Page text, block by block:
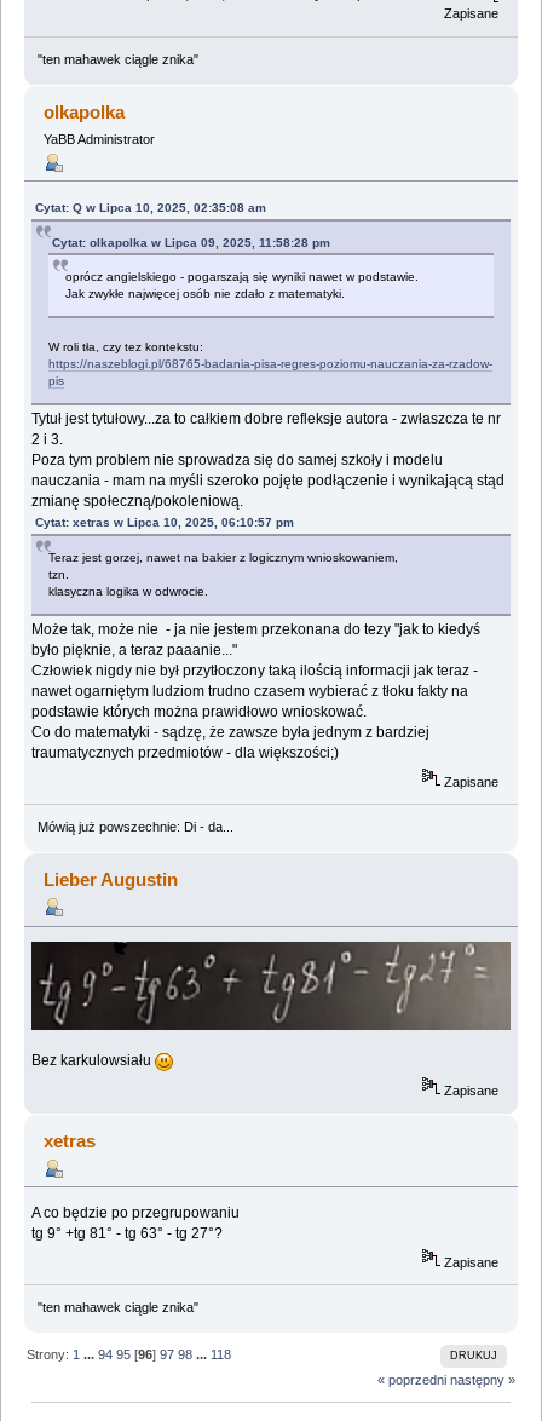
Zapisane
"ten mahawek ciągle znika"
olkapolka
YaBB Administrator
Cytat: Q w Lipca 10, 2025, 02:35:08 am
Cytat: olkapolka w Lipca 09, 2025, 11:58:28 pm
oprócz angielskiego - pogarszają się wyniki nawet w podstawie.
Jak zwykłe najwięcej osób nie zdało z matematyki.
W roli tła, czy tez kontekstu:
https://naszeblogi.pl/68765-badania-pisa-regres-poziomu-nauczania-za-rzadow-
pis
Tytuł jest tytułowy...za to całkiem dobre refleksje autora - zwłaszcza te nr
2 i 3.
Poza tym problem nie sprowadza się do samej szkoły i modelu
nauczania - mam na myśli szeroko pojęte podłączenie i wynikającą stąd
zmianę społeczną/pokoleniową.
Cytat: xetras w Lipca 10, 2025, 06:10:57 pm
Teraz jest gorzej, nawet na bakier z logicznym wnioskowaniem,
tzn.
klasyczna logika w odwrocie.
Może tak, może nie - ja nie jestem przekonana do tezy "jak to kiedyś
było pięknie, a teraz paaanie..."
Człowiek nigdy nie był przytłoczony taką ilością informacji jak teraz -
nawet ogarniętym ludziom trudno czasem wybierać z tłoku fakty na
podstawie których można prawidłowo wnioskować.
Co do matematyki - sądzę, że zawsze była jednym z bardziej
traumatycznych przedmiotów - dla większości;)
Zapisane
Mówią już powszechnie: Di - da...
Lieber Augustin
Bez karkulowsiału
Zapisane
xetras
A co będzie po przegrupowaniu
tg 9° +tg 81° - tg 63° - tg 27°?
Zapisane
"ten mahawek ciągle znika"
DRUKUJ
Strony: 1 ...94 95 [96]97 98 ... 118
« poprzedni następny »